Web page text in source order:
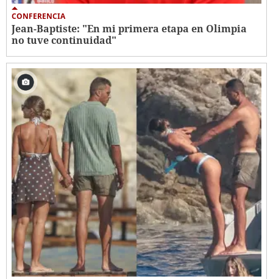
CONFERENCIA
Jean-Baptiste: "En mi primera etapa en Olimpia
no tuve continuidad"